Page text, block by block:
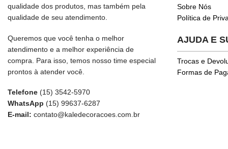
qualidade dos produtos, mas também pela
qualidade de seu atendimento.
Queremos que você tenha o melhor
atendimento e a melhor experiência de
compra. Para isso, temos nosso time especial
prontos à atender você.
Telefone (15) 3542-5970
WhatsApp (15) 99637-6287
E-mail: contato@kaledecoracoes.com.br
Sobre Nós
Política de
AJUDA E
Trocas e
Formas de